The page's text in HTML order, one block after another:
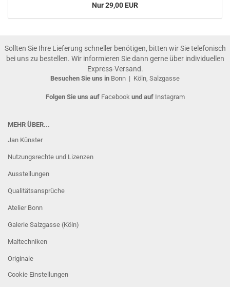
Nur 29,00 EUR
Sollten Sie Ihre Lieferung schneller benötigen, bitten wir Sie telefonisch
bei uns zu bestellen. Wir informieren Sie dann gerne über individuellen
Express-Versand.
Besuchen Sie uns in Bonn | Köln, Salzgasse
Folgen Sie uns auf Facebook und auf Instagram
MEHR ÜBER...
Jan Künster
Nutzungsrechte und Lizenzen
Ausstellungen
Qualitätsansprüche
Atelier Bonn
Galerie Salzgasse (Köln)
Maltechniken
Originale
Cookie Einstellungen